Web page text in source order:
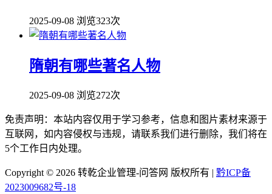
2025-09-08 浏览323次
隋朝有哪些著名人物
2025-09-08 浏览272次
免责声明：本站内容仅用于学习参考，信息和图片素材来源于
互联网，如内容侵权与违规，请联系我们进行删除，我们将在
5个工作日内处理。
Copyright © 2026 转乾企业管理-问答网 版权所有 | 黔ICP备
2023009682号-18